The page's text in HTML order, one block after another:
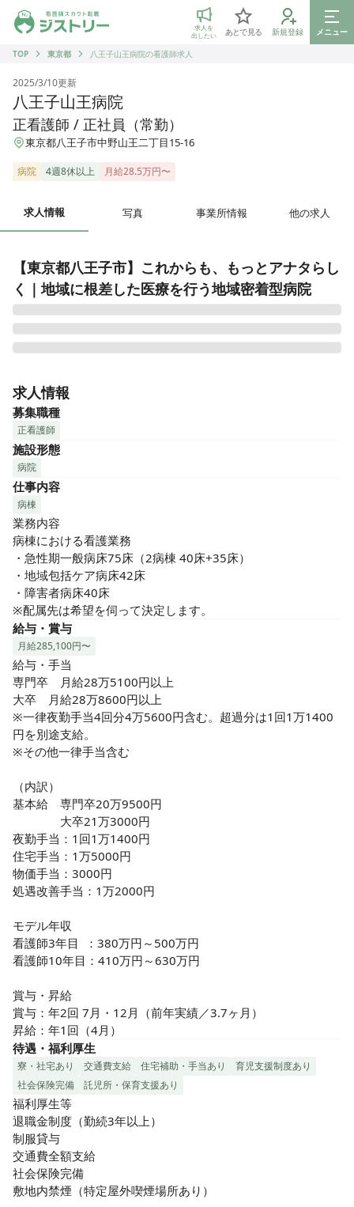
ジストリー 看護師の転職マッチング
求人を
出したい
あとで見る 新規登録
メニュー
TOP
東京都 八王子山王病院の看護師求人
2025/3/10更新
八王子山王病院
正看護師 / 正社員（常勤）
東京都八王子市中野山王二丁目15-16
病院 4週8休以上 月給28.5万円〜
求人情報 写真 事業所情報 他の求人
【東京都八王子市】これからも、もっとアナタらし
く｜地域に根差した医療を行う地域密着型病院
療を行う地域密着型病院です。部門を超えた連携を図り、ひ
とり一人の患者さまの期待に応える医療サービスを追求して
います。
そのサービスの質を左右するのは、現場を担う職員の意欲と
健康です。そのために、すべての職員が自分らしい働き方を
選択・実現できるよう、「八王子市子育て応援企業」、「東
京ワークライフバランス認定企業」として、職員の生活と生
きがいを大切にしています。そして、「すべての職員が思い
描く充実した生活を営みながら5年後も10年後もイキイキと
働ける職場」を目指しています。
求人情報
募集職種
正看護師
施設形態
病院
仕事内容
病棟
業務内容
病棟における看護業務
・急性期一般病床75床（2病棟 40床+35床）
・地域包括ケア病床42床
・障害者病床40床
※配属先は希望を伺って決定します。
給与・賞与
月給285,100円〜
給与・手当
専門卒　月給28万5100円以上
大卒　月給28万8600円以上
※一律夜勤手当4回分4万5600円含む。超過分は1回1万1400
円を別途支給。
※その他一律手当含む
（内訳）
基本給　専門卒20万9500円
大卒21万3000円
夜勤手当：1回1万1400円
住宅手当：1万5000円
物価手当：3000円
処遇改善手当：1万2000円
モデル年収
看護師3年目  ：380万円～500万円
看護師10年目：410万円～630万円
賞与・昇給
賞与：年2回 7月・12月（前年実績／3.7ヶ月）
昇給：年1回（4月）
待遇・福利厚生
寮・社宅あり 交通費支給 住宅補助・手当あり
育児支援制度あり
社会保険完備
託児所・保育支援あり
福利厚生等
退職金制度（勤続3年以上）
制服貸与
交通費全額支給
社会保険完備
敷地内禁煙（特定屋外喫煙場所あり）